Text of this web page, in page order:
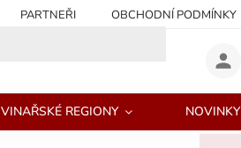
PARTNEŘI
OBCHODNÍ PODMÍNKY
VINAŘSKÉ REGIONY NOVINKY